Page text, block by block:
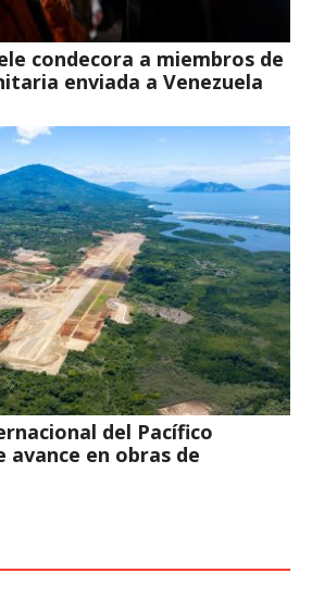
condecora a miembros de
enviada a Venezuela
del Pacífico
avance en obras de